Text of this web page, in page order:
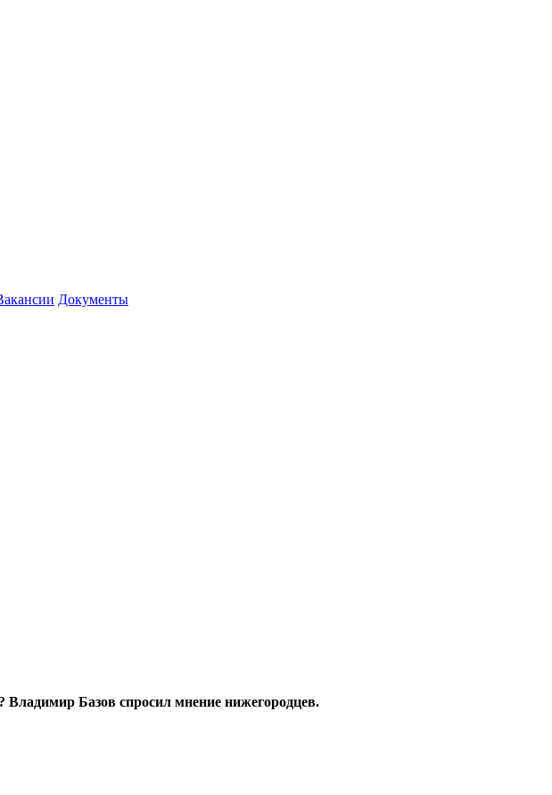
Документы
Владимир Базов спросил мнение нижегородцев.